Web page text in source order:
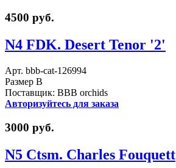
4500 руб.
N4 FDK. Desert Tenor '2'
Арт. bbb-cat-126994
Размер B
Поставщик: BBB orchids
Авторизуйтесь для заказа
3000 руб.
N5 Ctsm. Charles Fouquett